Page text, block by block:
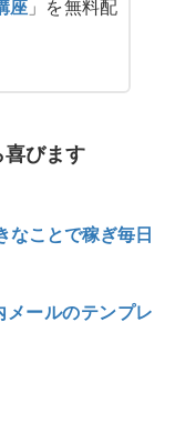
座 」を無料配
喜びます
なことで稼ぎ毎日
メールのテンプレ